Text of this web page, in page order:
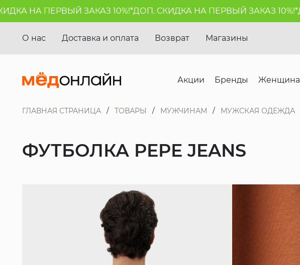
НА ПЕРВЫЙ ЗАКАЗ 10%!*ДОП. СКИДКА НА ПЕРВЫЙ ЗАКАЗ 10%!*
О нас Доставка и оплата Возврат Магазины
Акции Бренды
ГЛАВНАЯ СТРАНИЦА ТОВАРЫ МУЖЧИНАМ МУЖСКАЯ ОДЕЖДА
ФУТБОЛКА PEPE JEANS